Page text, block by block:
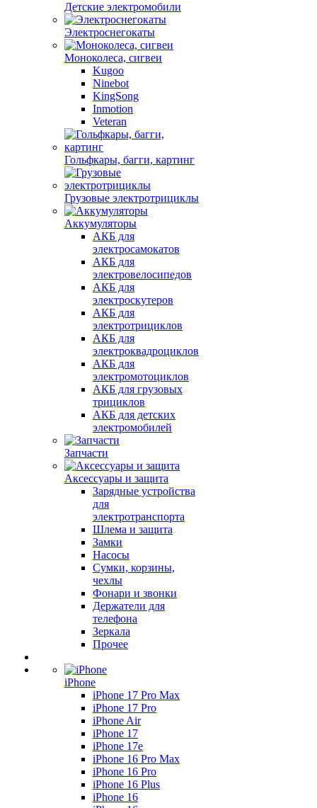
Детские электромобили
Электроснегокаты
Моноколеса, сигвеи
Kugoo
Ninebot
KingSong
Inmotion
Veteran
Гольфкары, багги, картинг
Грузовые электротрициклы
Аккумуляторы
АКБ для
электросамокатов
АКБ для
электровелосипедов
АКБ для
электроскутеров
АКБ для
электротрициклов
АКБ для
электроквадроциклов
АКБ для
электромотоциклов
АКБ для грузовых
трициклов
АКБ для детских
электромобилей
Запчасти
Аксессуары и защита
Зарядные устройства
для
электротранспорта
Шлема и защита
Замки
Насосы
Сумки, корзины,
чехлы
Фонари и звонки
Держатели для
телефона
Зеркала
Прочее
iPhone
iPhone 17 Pro Max
iPhone 17 Pro
iPhone Air
iPhone 17
iPhone 17e
iPhone 16 Pro Max
iPhone 16 Pro
iPhone 16 Plus
iPhone 16